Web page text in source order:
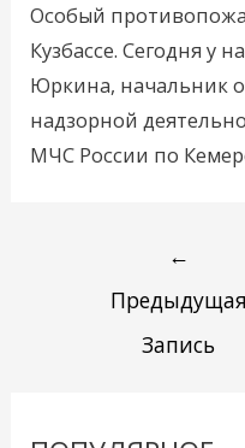
Особый
Кузбассе. Сегодня у
Юркина, начальник
надзорной
МЧС России по
←
Предыдущая
Запись